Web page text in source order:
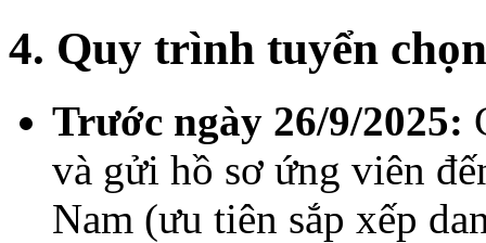
4. Quy trình tuyển chọn
Trước ngày 26/9/2025:
và gửi hồ sơ ứng viên
Nam (ưu tiên sắp xếp